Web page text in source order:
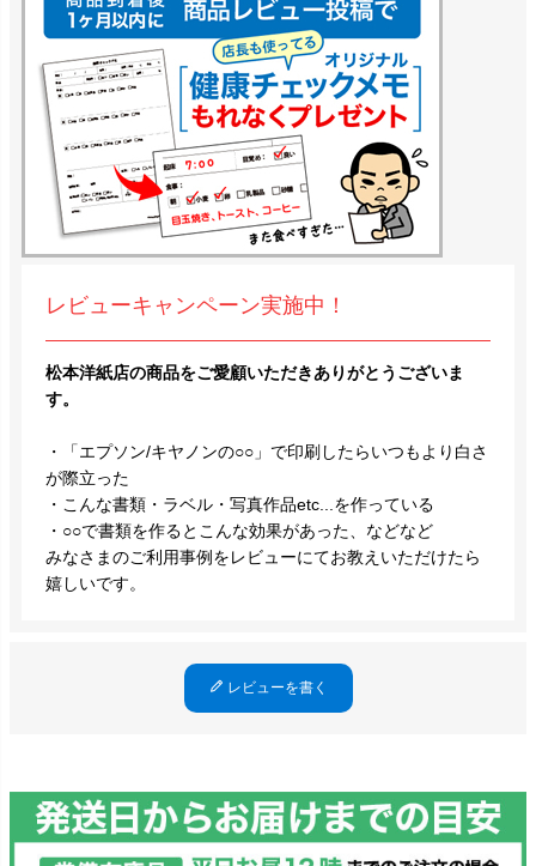
レビューキャンペーン実施中！
松本洋紙店の商品をご愛顧いただきありがとうございま
す。
・「エプソン/キヤノンの○○」で印刷したらいつもより白さ
が際立った
・こんな書類・ラベル・写真作品etc...を作っている
・○○で書類を作るとこんな効果があった、などなど
みなさまのご利用事例をレビューにてお教えいただけたら
嬉しいです。
レビューを書く